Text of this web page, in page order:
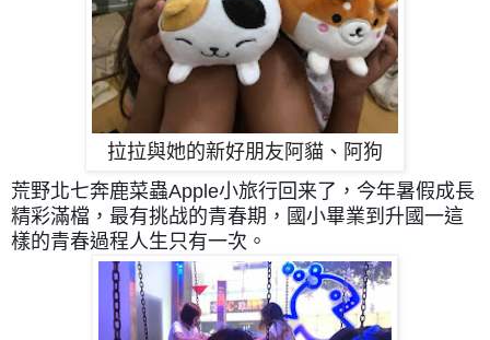
拉拉與她的新好朋友阿貓、阿狗
荒野北七奔鹿菜蟲Apple小旅行回来了， 今年暑假成長
精彩滿檔， 最有挑战的青春期，國小畢業到升國一這
樣的青春過程人生只有一次。